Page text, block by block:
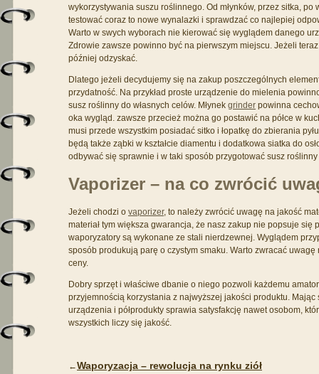
wykorzystywania suszu roślinnego. Od młynków, przez sitka,
testować coraz to nowe wynalazki i sprawdzać co najlepiej
Warto w swych wyborach nie kierować się wyglądem danego
Zdrowie zawsze powinno być na pierwszym miejscu. Jeżeli
później odzyskać.
Dlatego jeżeli decydujemy się na zakup poszczególnych
przydatność. Na przykład proste urządzenie do mielenia
susz roślinny do własnych celów. Młynek grinder powinna
oka wygląd. zawsze przecież można go postawić na półce w
musi przede wszystkim posiadać sitko i łopatkę do zbierania
będą także ząbki w kształcie diamentu i dodatkowa siatka do
odbywać się sprawnie i w taki sposób przygotować susz
Vaporizer – na co zwrócić
Jeżeli chodzi o vaporizer, to należy zwrócić uwagę na jakość
materiał tym większa gwarancja, że nasz zakup nie popsuje
waporyzatory są wykonane ze stali nierdzewnej. Wyglądem
sposób produkują parę o czystym smaku. Warto zwracać
ceny.
Dobry sprzęt i właściwe dbanie o niego pozwoli każdemu
przyjemnością korzystania z najwyższej jakości produktu.
urządzenia i półprodukty sprawia satysfakcję nawet osobom,
wszystkich liczy się jakość.
←Waporyzacja – rewolucja na rynku ziół